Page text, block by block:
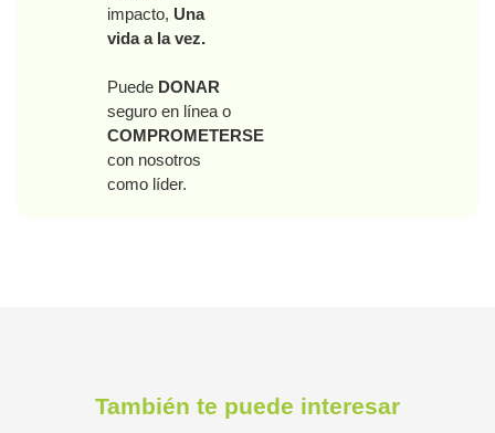
impacto, Una
vida a la vez.
Puede DONAR
seguro en línea o
COMPROMETERSE
con nosotros
como líder.
También te puede interesar